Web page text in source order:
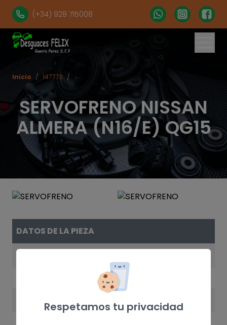
(+34) 928 715008
SERVOFRENO NISSAN
ALMERA (N16/E) QG15
Inicio / 147773 /
DATOS DE LA PIEZA
AÑO
Respetamos tu privacidad